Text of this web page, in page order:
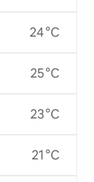
24 °C
25 °C
23 °C
21 °C